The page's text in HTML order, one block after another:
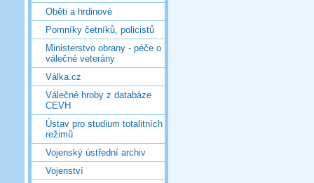
Oběti a hrdinové
Pomníky četníků, policistů
Ministerstvo obrany - péče o
válečné veterány
Válka.cz
Válečné hroby z databáze
CEVH
Ústav pro studium totalitních
režimů
Vojenský ústřední archiv
Vojenství